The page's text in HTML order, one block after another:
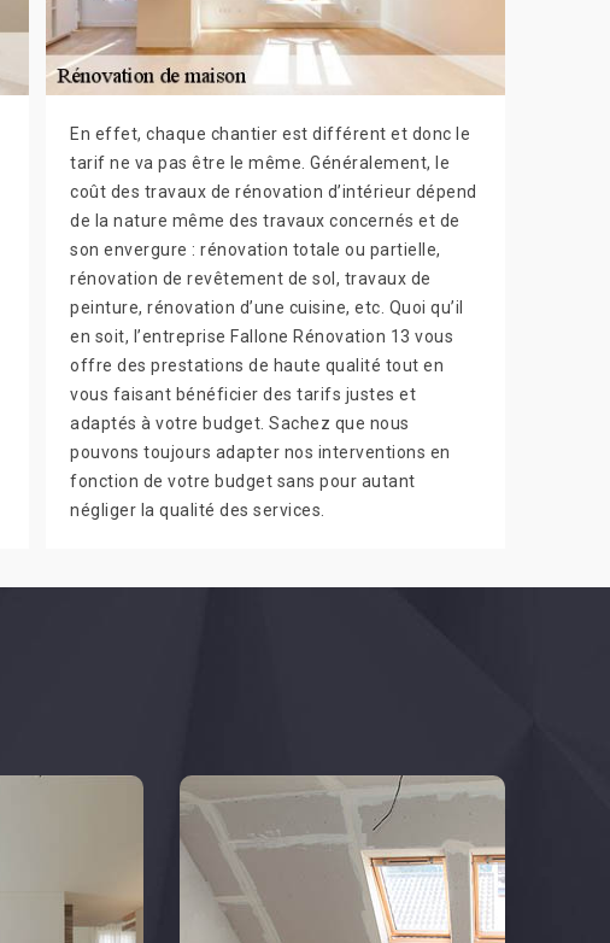
En effet, chaque chantier est différent et donc le
tarif ne va pas être le même. Généralement, le
coût des travaux de rénovation d’intérieur dépend
de la nature même des travaux concernés et de
son envergure : rénovation totale ou partielle,
rénovation de revêtement de sol, travaux de
peinture, rénovation d’une cuisine, etc. Quoi qu’il
en soit, l’entreprise Fallone Rénovation 13 vous
offre des prestations de haute qualité tout en
vous faisant bénéficier des tarifs justes et
adaptés à votre budget. Sachez que nous
pouvons toujours adapter nos interventions en
fonction de votre budget sans pour autant
négliger la qualité des services.